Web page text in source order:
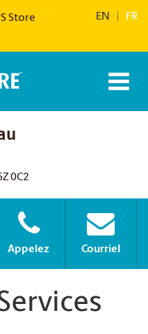
Store
EN FR
0C2
Appelez Courriel